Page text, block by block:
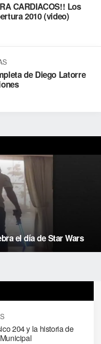
CARDIACOS!! Los
2010 (video)
de Diego Latorre
el día de Star Wars
204 y la historia de